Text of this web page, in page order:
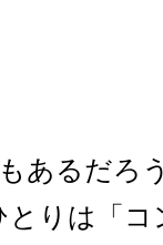
あるだろ
とりは「